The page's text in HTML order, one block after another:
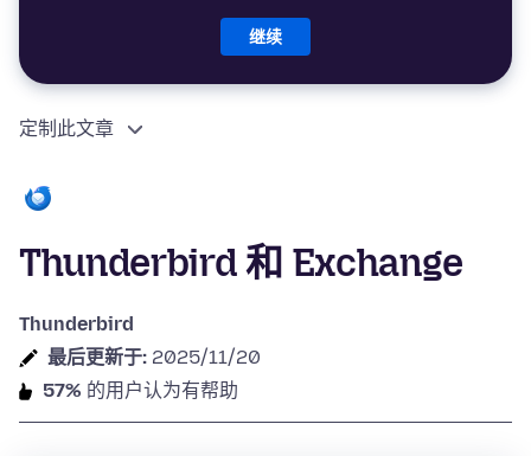
继续
定制此文章
Thunderbird 和 Exchange
Thunderbird
最后更新于: 2025/11/20
57% 的用户认为有帮助